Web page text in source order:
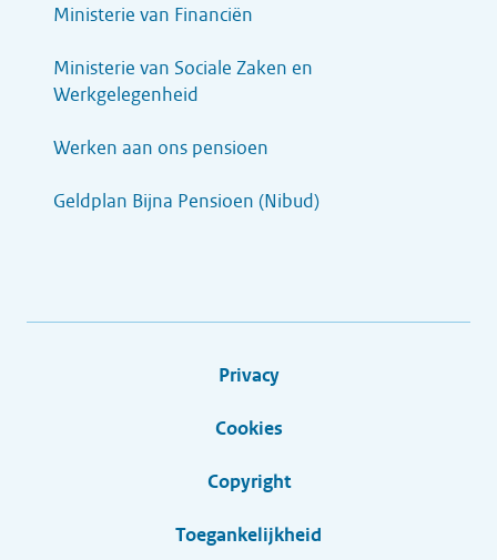
Ministerie van Financiën
Ministerie van Sociale Zaken en
Werkgelegenheid
Werken aan ons pensioen
Geldplan Bijna Pensioen (Nibud)
Privacy
Cookies
Copyright
Toegankelijkheid